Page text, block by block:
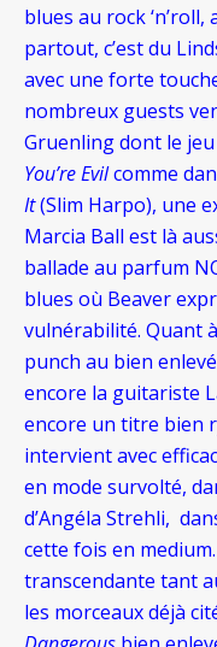
blues au rock
partout, c’est du
avec une forte
nombreux guests
Gruenling dont le
You’re Evilcomme
It(Slim Harpo), une
Marcia Ball est là
ballade au parfum
blues où Beaver
vulnérabilité. Quant
punch au bien enlevé
encore la guitariste
encore un titre bien
intervient avec
en mode survolté,
d’Angéla Strehli,
cette fois en
transcendante tant
les morceaux déjà